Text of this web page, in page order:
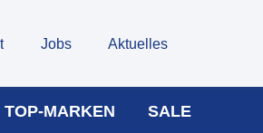
Jobs Aktuelles
TOP-MARKEN SALE